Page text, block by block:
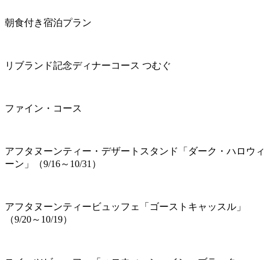
朝食付き宿泊プラン
リブランド記念ディナーコース つむぐ
ファイン・コース
アフタヌーンティー・デザートスタンド「ダーク・ハロウィ
ーン」（9/16～10/31）
アフタヌーンティービュッフェ「ゴーストキャッスル」
（9/20～10/19）